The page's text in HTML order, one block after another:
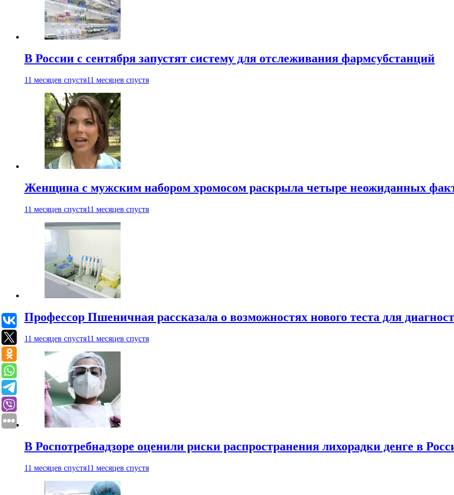
В России с сентября запустят систему для отслеживания фармсубстанций
11 месяцев спустя11 месяцев спустя
Женщина с мужским набором хромосом раскрыла четыре неожиданных
11 месяцев спустя11 месяцев спустя
Профессор Пшеничная рассказала о возможностях нового теста для
11 месяцев спустя11 месяцев спустя
В Роспотребнадзоре оценили риски распространения лихорадки денге в
11 месяцев спустя11 месяцев спустя